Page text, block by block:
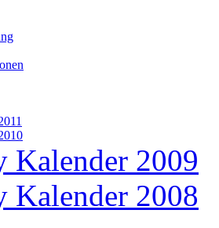
Kalender 2009
Kalender 2008